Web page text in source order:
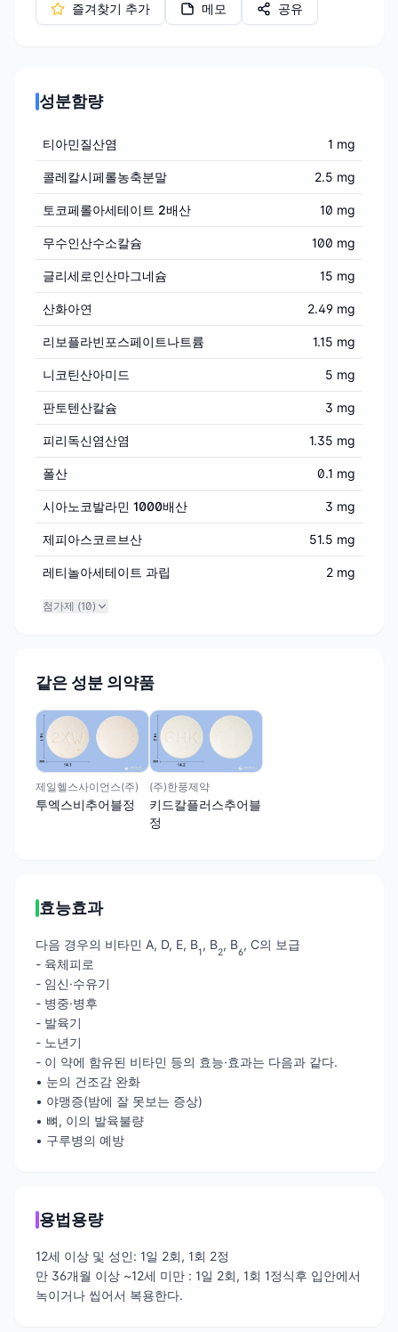
즐겨찾기 추가 메모 공유
성분함량
티아민질산염 1 mg
콜레칼시페롤농축분말 2.5 mg
토코페롤아세테이트 2배산 10 mg
무수인산수소칼슘 100 mg
글리세로인산마그네슘 15 mg
산화아연 2.49 mg
리보플라빈포스페이트나트륨 1.15 mg
니코틴산아미드 5 mg
판토텐산칼슘 3 mg
피리독신염산염 1.35 mg
폴산 0.1 mg
시아노코발라민 1000배산 3 mg
제피아스코르브산 51.5 mg
레티놀아세테이트 과립 2 mg
첨가제 (10)
같은 성분 의약품
제일헬스사이언스(주)
투엑스비추어블정
(주)한풍제약
키드칼플러스추어블
정
효능효과
다음 경우의 비타민 A, D, E, B1, B2, B6, C의 보급
- 육체피로
- 임신·수유기
- 병중·병후
- 발육기
- 노년기
- 이 약에 함유된 비타민 등의 효능·효과는 다음과 같다.
• 눈의 건조감 완화
• 야맹증(밤에 잘 못보는 증상)
• 뼈, 이의 발육불량
• 구루병의 예방
용법용량
12세 이상 및 성인: 1일 2회, 1회 2정
만 36개월 이상 ~12세 미만 : 1일 2회, 1회 1정식후 입안에서
녹이거나 씹어서 복용한다.